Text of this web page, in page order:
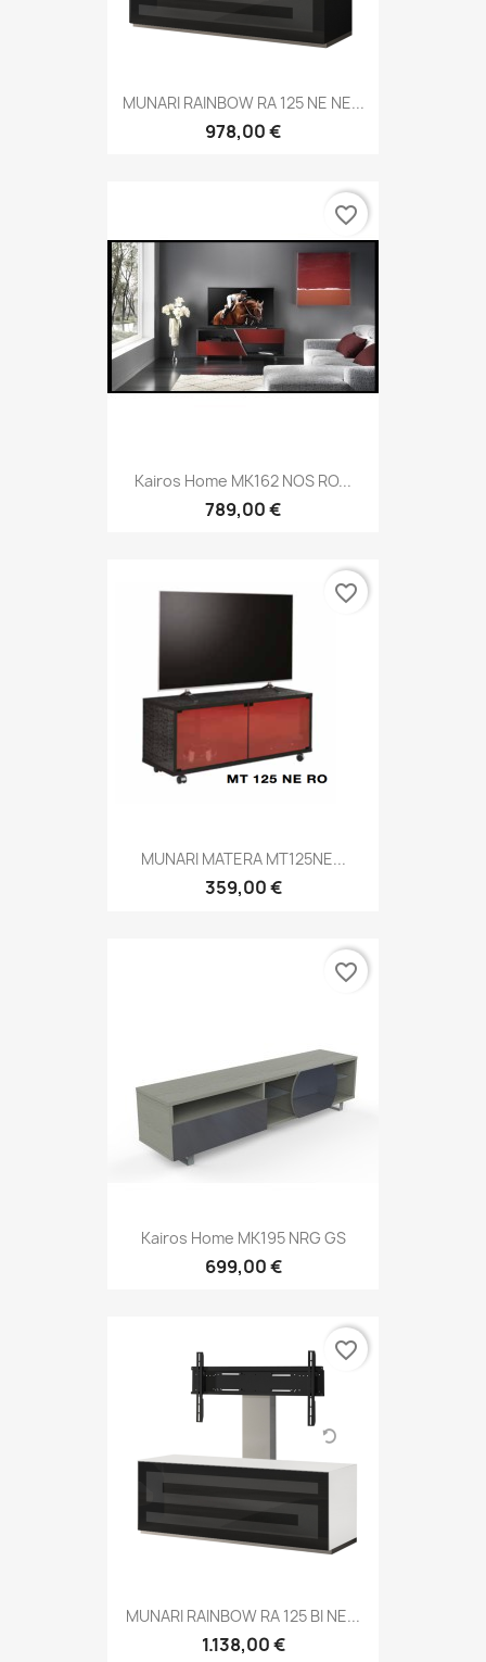
MUNARI RAINBOW RA 125 NE NE...
978,00 €
Kairos Home MK162 NOS RO...
789,00 €
favorite_border
MUNARI MATERA MT125NE...
359,00 €
favorite_border
Kairos Home MK195 NRG GS
699,00 €
favorite_border
MUNARI RAINBOW RA 125 BI NE...
1.138,00 €
favorite_border